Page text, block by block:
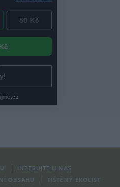
INZERUJTE U NÁS
OBSAHU
TIŠTĚNÝ EKOLIST